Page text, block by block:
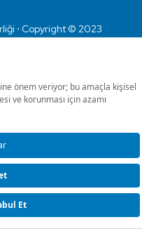
⋅ Copyright © 2023